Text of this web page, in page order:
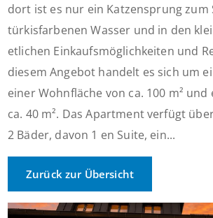
dort ist es nur ein Katzensprung zum
türkisfarbenen Wasser und in den
etlichen Einkaufsmöglichkeiten und
diesem Angebot handelt es sich um
einer Wohnfläche von ca. 100 m²
ca. 40 m². Das Apartment verfügt
2 Bäder, davon 1 en Suite, ein...
Zurück zur Übersicht